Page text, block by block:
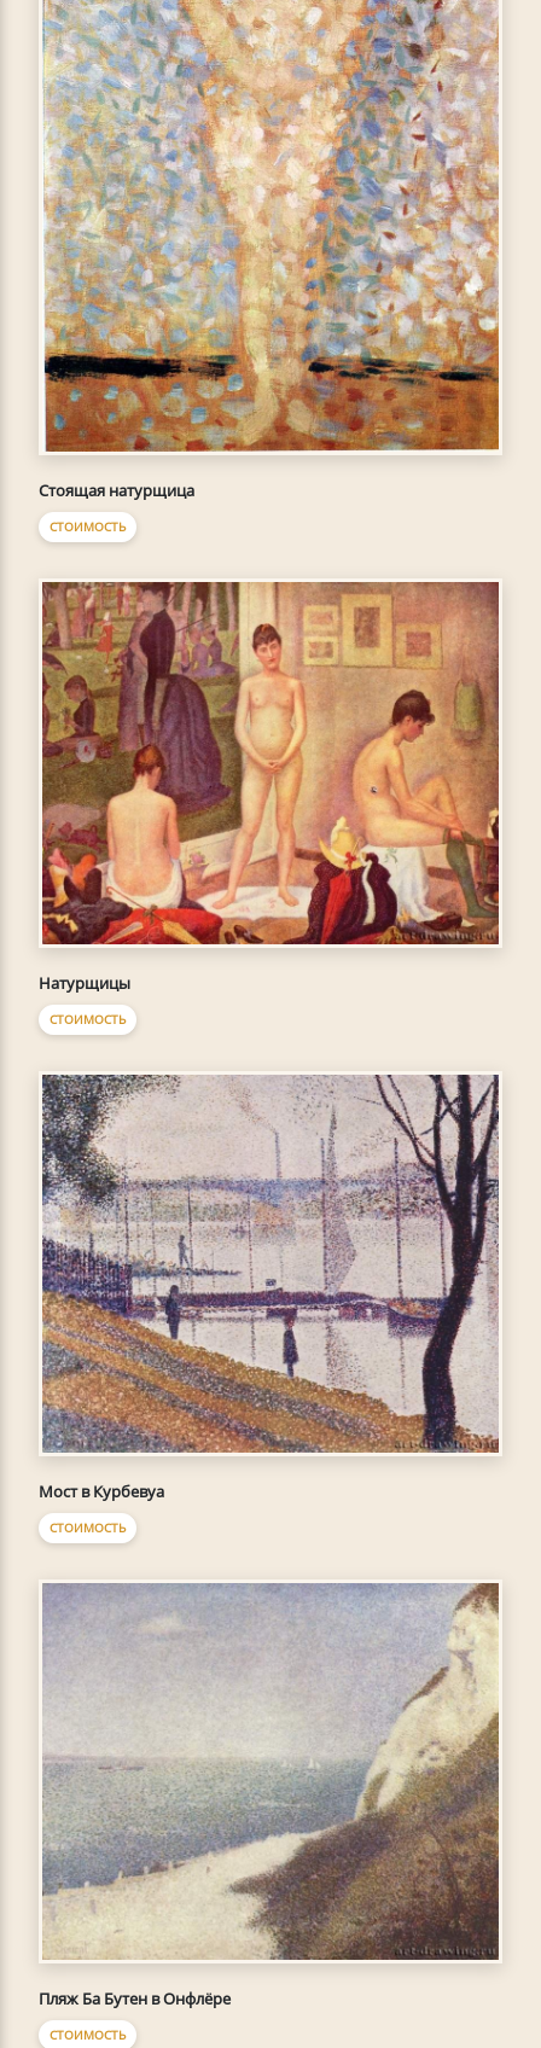
Стоящая натурщица
СТОИМОСТЬ
Натурщицы
СТОИМОСТЬ
Мост в Курбевуа
СТОИМОСТЬ
Пляж Ба Бутен в Онфлёре
СТОИМОСТЬ